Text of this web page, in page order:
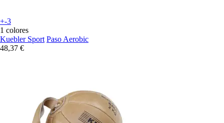
+-3
1 colores
Kuebler Sport Paso Aerobic
48,37 €